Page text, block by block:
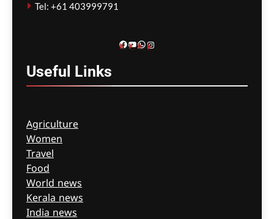
ഗീത ദാസ്‌
Tel: +61 403999791
Facebook
YouTube
WhatsApp
Instagram
Useful Links
Agriculture
Women
Travel
Food
World news
Kerala news
India news